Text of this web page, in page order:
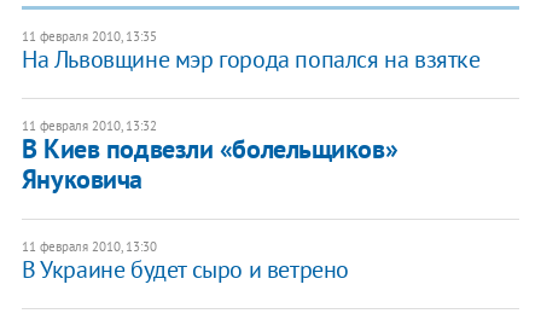
11 февраля 2010, 13:35
На Львовщине мэр города попался на взятке
11 февраля 2010, 13:32
В Киев подвезли «болельщиков»
Януковича
11 февраля 2010, 13:30
В Украине будет сыро и ветрено